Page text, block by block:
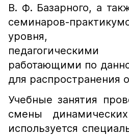
В. Ф. Базарного, а
семинаров-
уровня,
работающими по
для распространения
Учебные занятия
смены
используется